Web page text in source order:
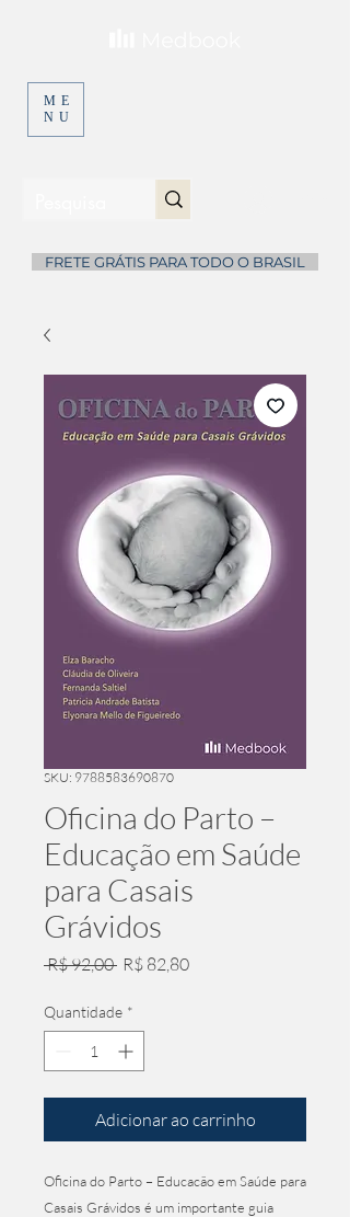
ME
NU
FRETE GRÁTIS PARA TODO O BRASIL
SKU: 9788583690870
Oficina do Parto –
Educação em Saúde
para Casais
Grávidos
R$ 92,00 Preço
R$ 82,80Preço
Quantidade *
Adicionar ao carrinho
Oficina do Parto – Educacão em Saúde para
Casais Grávidos é um importante guia